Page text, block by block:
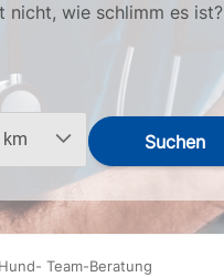
nicht, wie schlimm es ist?
Suchen
Team-Beratung